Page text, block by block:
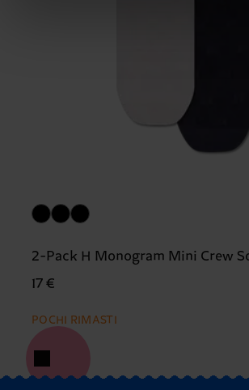
2-Pack H Monogram Mini Crew
17 €
POCHI RIMASTI